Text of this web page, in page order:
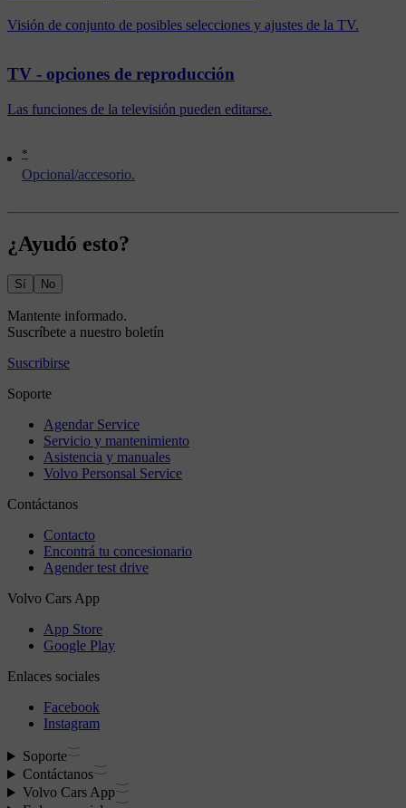
*
Opcional/accesorio.
Visión de conjunto de posibles selecciones y ajustes de la TV.
TV - opciones de reproducción
Las funciones de la televisión pueden editarse.
¿Ayudó esto?
Sí No